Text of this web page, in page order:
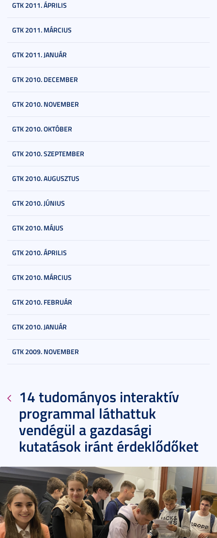
GTK 2011. ÁPRILIS
GTK 2011. MÁRCIUS
GTK 2011. JANUÁR
GTK 2010. DECEMBER
GTK 2010. NOVEMBER
GTK 2010. OKTÓBER
GTK 2010. SZEPTEMBER
GTK 2010. AUGUSZTUS
GTK 2010. JÚNIUS
GTK 2010. MÁJUS
GTK 2010. ÁPRILIS
GTK 2010. MÁRCIUS
GTK 2010. FEBRUÁR
GTK 2010. JANUÁR
GTK 2009. NOVEMBER
14 tudományos interaktív
programmal láthattuk
vendégül a gazdasági
kutatások iránt érdeklődőket